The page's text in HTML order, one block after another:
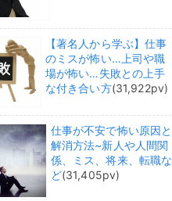
【著名人から学ぶ】仕事
のミスが怖い…上司や職
場が怖い…失敗との上手
な付き合い方(31,922pv)
仕事が不安で怖い原因と
解消方法~新人や人間関
係、ミス、将来、転職な
ど(31,405pv)